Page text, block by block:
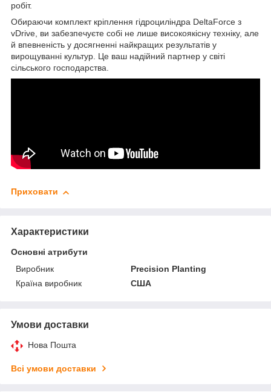
робіт.
Обираючи комплект кріплення гідроциліндра DeltaForce з
vDrive, ви забезпечуєте собі не лише високоякісну техніку, але
й впевненість у досягненні найкращих результатів у
вирощуванні культур. Це ваш надійний партнер у світі
сільського господарства.
Приховати
Характеристики
Основні атрибути
Виробник
Precision Planting
Країна виробник
США
Умови доставки
Нова Пошта
Всі умови доставки